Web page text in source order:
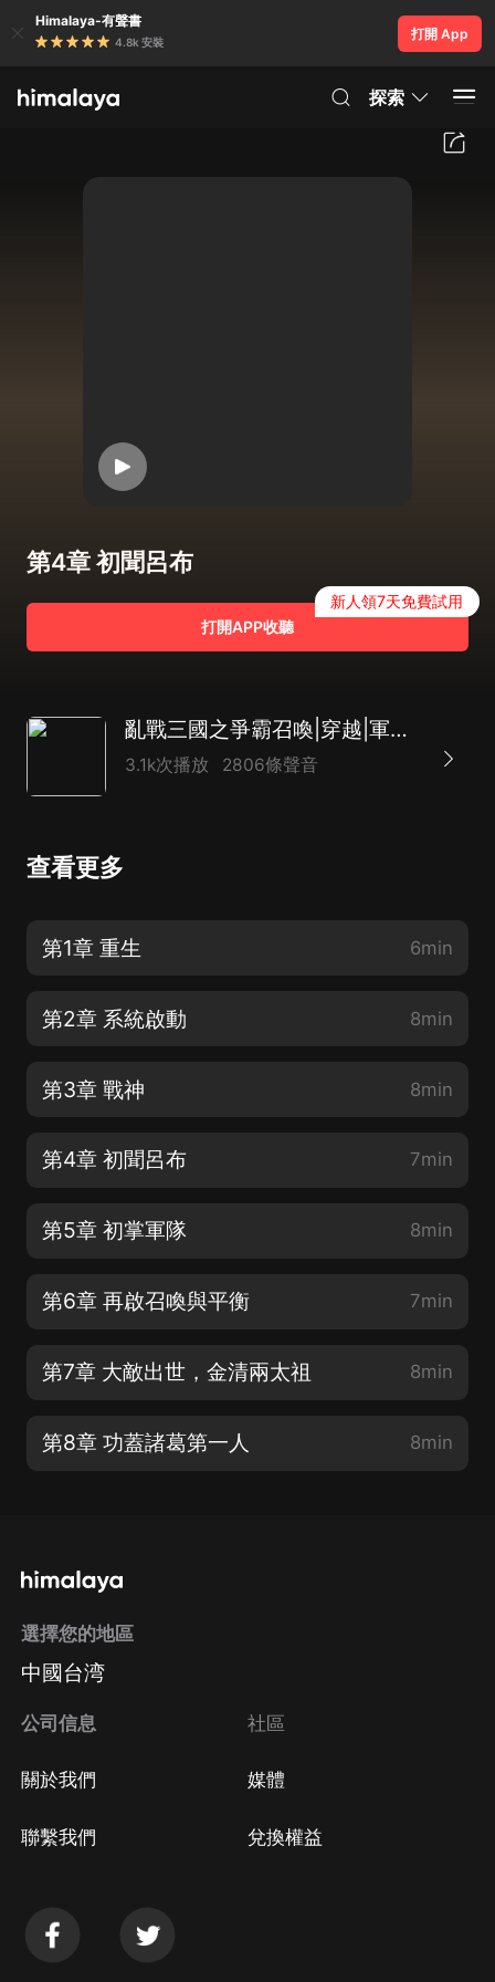
Himalaya-有聲書
4.8k 安裝
打開 App
探索
第4章 初聞呂布
打開APP收聽
新人領7天免費試用
亂戰三國之爭霸召喚|穿越|軍史|AI多播
3.1k次播放 2806條聲音
查看更多
第1章 重生 6min
第2章 系統啟動 8min
第3章 戰神 8min
第4章 初聞呂布 7min
第5章 初掌軍隊 8min
第6章 再啟召喚與平衡 7min
第7章 大敵出世，金清兩太祖 8min
第8章 功蓋諸葛第一人 8min
選擇您的地區
中國台湾
公司信息
關於我們
聯繫我們
社區
媒體
兌換權益